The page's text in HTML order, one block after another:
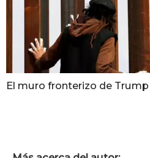
El muro fronterizo de